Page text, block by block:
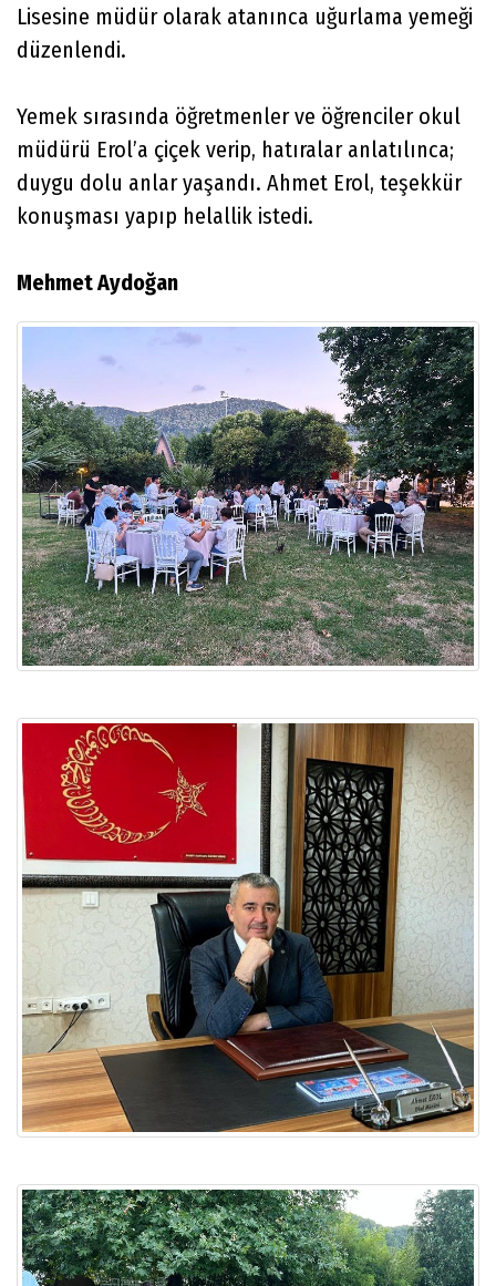
Lisesine müdür olarak atanınca uğurlama yemeği
düzenlendi.
Yemek sırasında öğretmenler ve öğrenciler okul
müdürü Erol’a çiçek verip, hatıralar anlatılınca;
duygu dolu anlar yaşandı. Ahmet Erol, teşekkür
konuşması yapıp helallik istedi.
Mehmet Aydoğan